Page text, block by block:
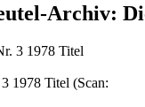
Archiv:
1978 Titel (Scan: